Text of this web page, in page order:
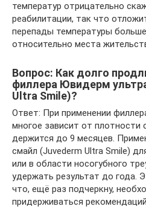
температур отрицательно
реабилитации, так что
перепады температуры
относительно места
Вопрос: Как долго
филлера Ювидерм
Ultra Smile)?
Ответ: При применении
многое зависит от плотности
держится до 9 месяцев.
смайл (Juvederm Ultra Smile)
или в области носогубного
удержать результат до года.
что, ещё раз подчеркну,
придерживаться